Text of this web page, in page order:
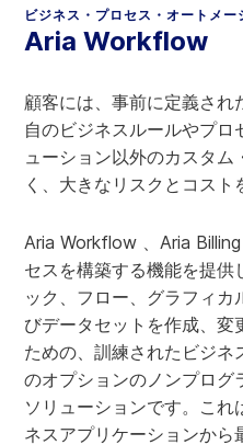
ビジネス・プロセス・オートメー
Aria Workflow
顧客には、事前に定義され
自のビジネスルールやプロ
ューション以外のカスタ
く、大きなリスクとコスト
Aria Workflow 、Aria
セスを構築する機能を提供
ック、フロー、グラフィカ
びデータセットを作成、変
ための、訓練されたビジネ
のオプションのノンプロ
ソリューションです。こ
ネスアプリケーションから